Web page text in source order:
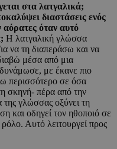
στα λατγαλικά;
διαστάσεις ενός
όταν αυτό
Η λατγαλική γλώσσα
να τη διαπεράσω και να
μέσα από μια
με έκανε πιο
περισσότερο σε όσα
σκηνή- πέρα από την
της γλώσσας οξύνει τη
και οδηγεί τον ηθοποιό σε
Αυτό λειτουργεί προς